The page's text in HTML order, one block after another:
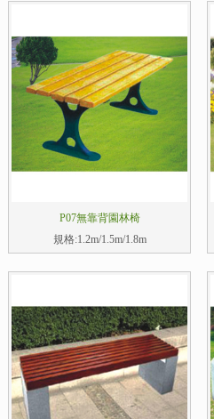
P07無靠背園林椅
規格:1.2m/1.5m/1.8m